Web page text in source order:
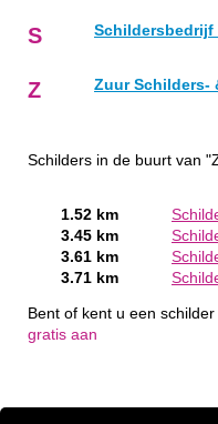
S Schildersbedrijf
Z Zuur Schilders-
Schilders in de buurt van
1.52 km
3.45 km
3.61 km
3.71 km
Bent of kent u een
gratis aan